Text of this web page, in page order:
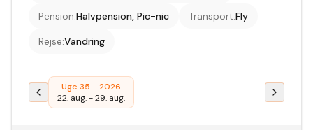
Pension:Halvpension, Pic-nic Transport:Fly
Rejse:Vandring
Uge 35 - 2026
22. aug.-29. aug.